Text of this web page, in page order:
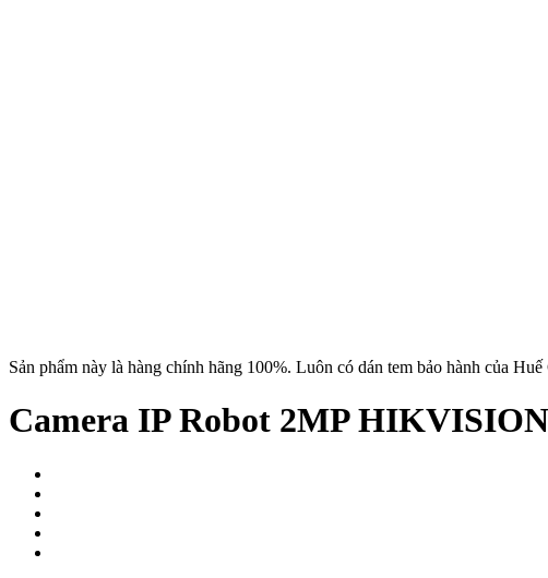
Sản phẩm này là hàng chính hãng 100%. Luôn có dán tem bảo hành của
Camera IP Robot 2MP